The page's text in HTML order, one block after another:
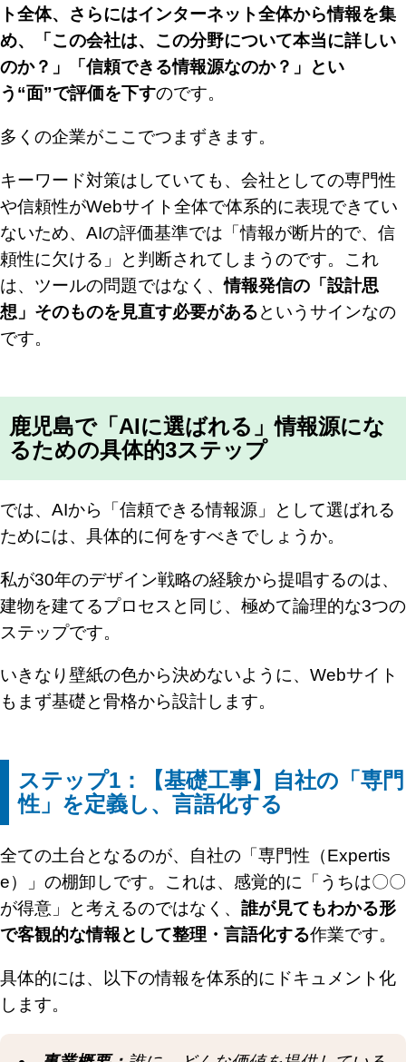
ト全体、さらにはインターネット全体から情報を集
め、「この会社は、この分野について本当に詳しい
のか？」「信頼できる情報源なのか？」とい
う“面”で評価を下すのです。
多くの企業がここでつまずきます。
キーワード対策はしていても、会社としての専門性
や信頼性がWebサイト全体で体系的に表現できてい
ないため、AIの評価基準では「情報が断片的で、信
頼性に欠ける」と判断されてしまうのです。これ
は、ツールの問題ではなく、情報発信の「設計思
想」そのものを見直す必要があるというサインなの
です。
鹿児島で「AIに選ばれる」情報源にな
るための具体的3ステップ
では、AIから「信頼できる情報源」として選ばれる
ためには、具体的に何をすべきでしょうか。
私が30年のデザイン戦略の経験から提唱するのは、
建物を建てるプロセスと同じ、極めて論理的な3つの
ステップです。
いきなり壁紙の色から決めないように、Webサイト
もまず基礎と骨格から設計します。
ステップ1：【基礎工事】自社の「専門
性」を定義し、言語化する
全ての土台となるのが、自社の「専門性（Expertis
e）」の棚卸しです。これは、感覚的に「うちは〇〇
が得意」と考えるのではなく、 誰が見てもわかる形
で客観的な情報として整理・言語化する作業です。
具体的には、以下の情報を体系的にドキュメント化
します。